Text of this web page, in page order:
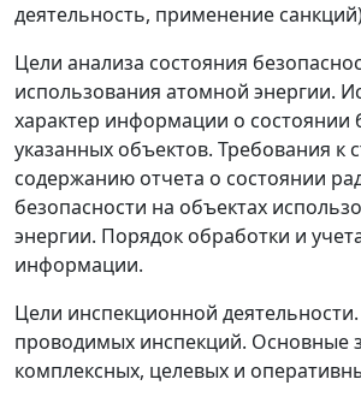
деятельность, применение
Цели анализа состояния
использования атомной энергии.
характер информации о состоянии
указанных объектов. Требования к
содержанию отчета о состоянии
безопасности на объектах
энергии. Порядок обработки и
информации.
Цели инспекционной
проводимых инспекций. Основные
комплексных, целевых и